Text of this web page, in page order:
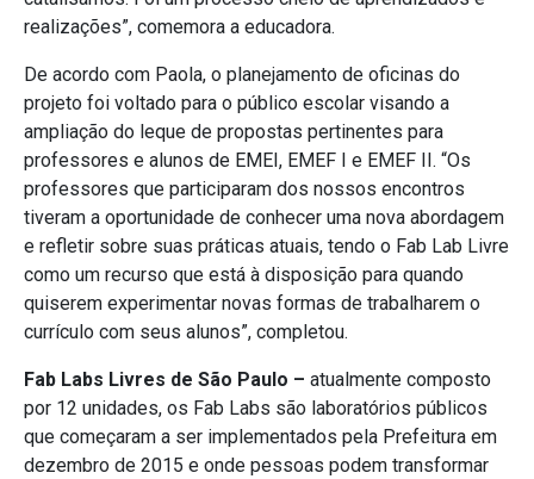
realizações”, comemora a educadora.
De acordo com Paola, o planejamento de oficinas do
projeto foi voltado para o público escolar visando a
ampliação do leque de propostas pertinentes para
professores e alunos de EMEI, EMEF I e EMEF II. “Os
professores que participaram dos nossos encontros
tiveram a oportunidade de conhecer uma nova abordagem
e refletir sobre suas práticas atuais, tendo o Fab Lab Livre
como um recurso que está à disposição para quando
quiserem experimentar novas formas de trabalharem o
currículo com seus alunos”, completou.
Fab Labs Livres de São Paulo – atualmente composto
por 12 unidades, os Fab Labs são laboratórios públicos
que começaram a ser implementados pela Prefeitura em
dezembro de 2015 e onde pessoas podem transformar